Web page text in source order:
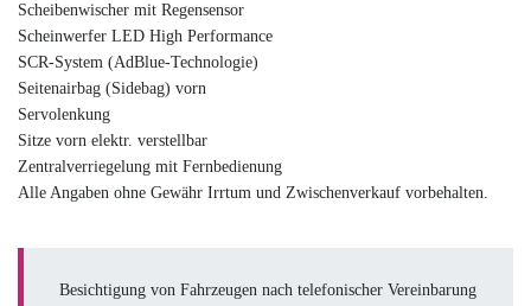
Scheibenwischer mit Regensensor
Scheinwerfer LED High Performance
SCR-System (AdBlue-Technologie)
Seitenairbag (Sidebag) vorn
Servolenkung
Sitze vorn elektr. verstellbar
Zentralverriegelung mit Fernbedienung
Alle Angaben ohne Gewähr Irrtum und Zwischenverkauf vorbehalten.
Besichtigung von Fahrzeugen nach telefonischer Vereinbarung